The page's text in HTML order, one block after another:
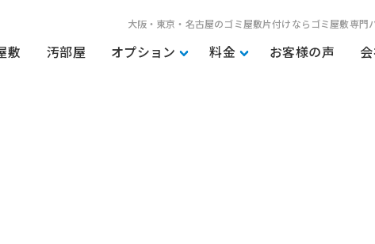
大阪・東京・名古屋のゴミ屋敷片付けならゴミ屋敷専門
敷 汚部屋 オプション 料金 お客様の声